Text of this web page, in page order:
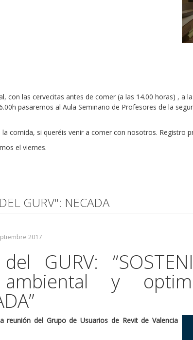
con las cervecitas antes de comer (a las 14.00 horas) , a
pasaremos al Aula Seminario de Profesores de la
comida, si queréis venir a comer con nosotros. Registro
el viernes.
GURV": NECADA
2017
GURV:
ambiental y
reunión del Grupo de Usuarios de Revit de Valencia